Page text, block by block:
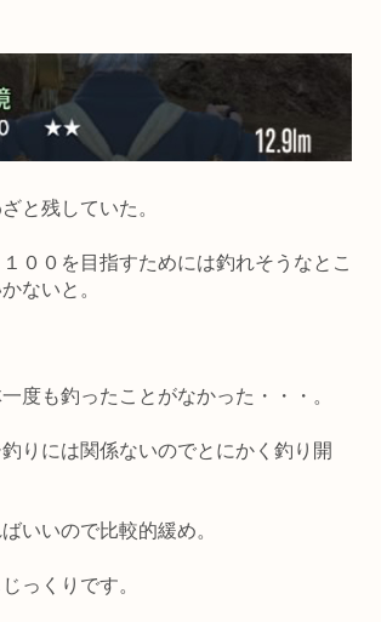
と残していた。
００を目指すためには釣れそうなとこ
ないと。
度も釣ったことがなかった・・・。
りには関係ないのでとにかく釣り開
いいので比較的緩め。
っくりです。